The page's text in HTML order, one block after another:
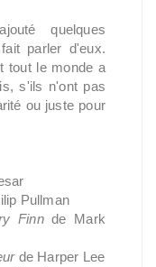
quelques
parler d'eux.
tout le monde a
s'ils n'ont pas
ou juste pour
Pullman
Finnde Mark
de Harper Lee